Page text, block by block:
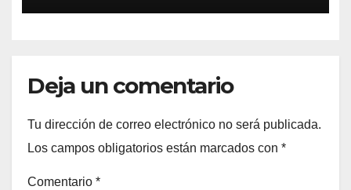
Deja un comentario
Tu dirección de correo electrónico no será publicada.
Los campos obligatorios están marcados con *
Comentario *